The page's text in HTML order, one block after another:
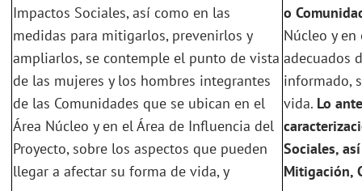
Impactos Sociales, así como en las
medidas para mitigarlos, prevenirlos y
ampliarlos, se contemple el punto de vista
de las mujeres y los hombres integrantes
de las Comunidades que se ubican en el
Área Núcleo y en el Área de Influencia del
Proyecto, sobre los aspectos que pueden
llegar a afectar su forma de vida, y
o
Núcleo y
adecuados
informado,
vida. Lo
Sociales,
Mitigación,